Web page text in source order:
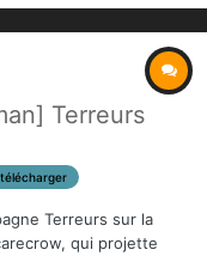
Terreurs
Terreurs sur la
qui projette